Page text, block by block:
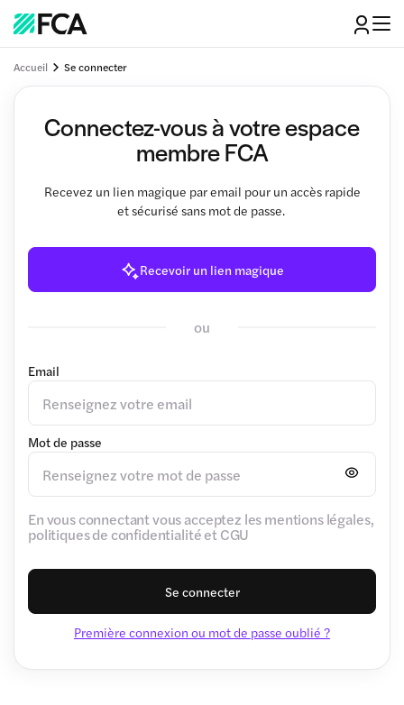
Accueil Se connecter
Connectez-vous à votre espace
membre FCA
Recevez un lien magique par email pour un accès rapide
et sécurisé sans mot de passe.
Recevoir un lien magique
ou
Email
Mot de passe
En vous connectant vous acceptez les mentions légales,
politiques de confidentialité et CGU
Se connecter
Première connexion ou mot de passe oublié ?